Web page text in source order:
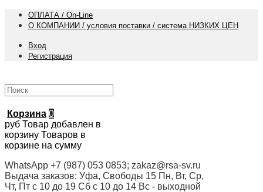
ОПЛАТА / On-Line
О КОМПАНИИ / условия поставки / система НИЗКИХ ЦЕН
Вход
Регистрация
Корзина 0
руб Товар добавлен в
корзину Товаров в
корзине на сумму
WhatsApp +7 (987) 053 0853; zakaz@rsa-sv.ru
Выдача заказов: Уфа, Свободы 15 Пн, Вт, Ср,
Чт, Пт с 10 до 19 Сб с 10 до 14 Вс - выходной